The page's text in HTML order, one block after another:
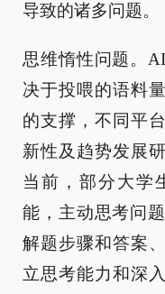
导致的诸多问题。
思维惰性问题。
决于投喂的语料
的支撑，不同平
新性及趋势发展
当前，部分大学
能，主动思考问
解题步骤和答案
立思考能力和深